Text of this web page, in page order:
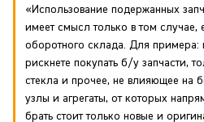
«Использование подержанных
имеет смысл только в том случае,
оборотного склада. Для примера:
рискнете покупать б/у запчасти,
стекла и прочее, не влияющее на
узлы и агрегаты, от которых
брать стоит только новые и